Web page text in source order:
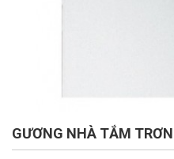
GƯƠNG NHÀ TẮM